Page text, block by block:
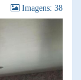
Imagens: 38